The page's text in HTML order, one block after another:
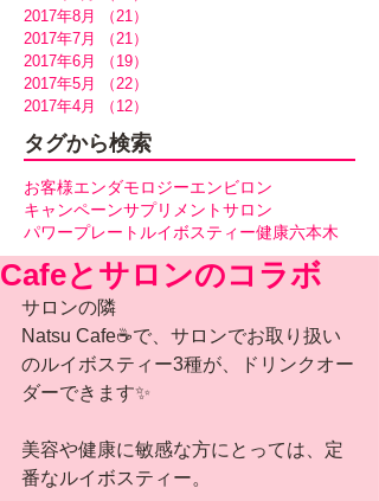
2017年8月
（21）
2017年7月
（21）
2017年6月
（19）
2017年5月
（22）
2017年4月
（12）
タグから検索
お客様エンダモロジーエンビロン
キャンペーンサプリメントサロン
パワープレート ルイボスティー健康六本木
Cafeとサロンのコラボ
サロンの隣
Natsu Cafe☕️で、サロンでお取り扱い
のルイボスティー3種が、ドリンクオー
ダーできます✨
美容や健康に敏感な方にとっては、定
番なルイボスティー。